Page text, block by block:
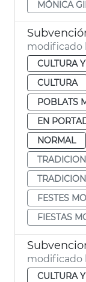
MÓNICA
modificado
CULTURA
CULTURA
POBLATS
EN
NORMAL
FESTES
FIESTAS
modificado
CULTURA